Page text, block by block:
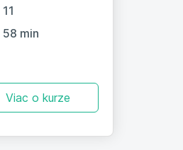
11
58 min
Viac o kurze